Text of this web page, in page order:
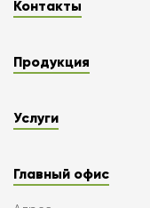
Контакты
Продукция
Услуги
Главный офис